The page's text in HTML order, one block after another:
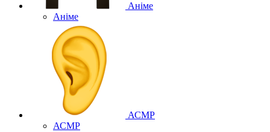
Аніме
Аніме
АСМР
АСМР